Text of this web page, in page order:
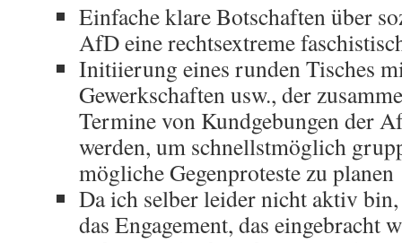
Einfache klare Botschaften über
AfD eine rechtsextreme
Initiierung eines runden Tisches
Gewerkschaften usw., der
Termine von Kundgebungen der
werden, um schnellstmöglich
mögliche Gegenproteste zu planen
Da ich selber leider nicht aktiv
das Engagement, das eingebracht